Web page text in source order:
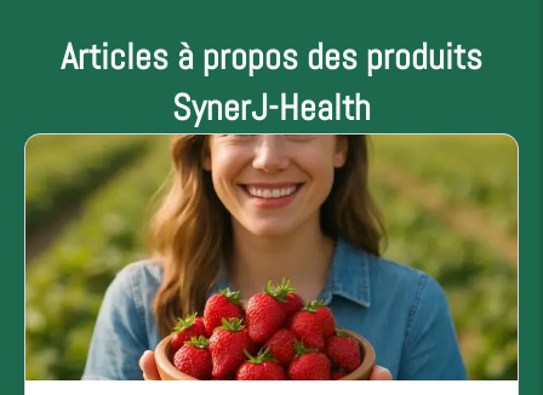
Articles à propos des produits
SynerJ-Health